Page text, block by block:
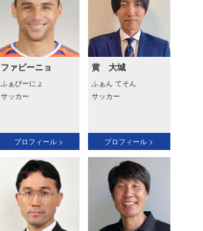
ファビーニョ
ふぁびーにょ
サッカー
プロフィール >
黄 大城
ふぁん てそん
サッカー
プロフィール >